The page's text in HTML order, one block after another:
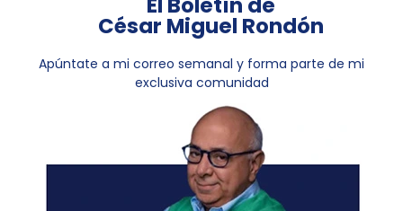
César Miguel Rondón
Apúntate a mi correo semanal y forma parte de mi
exclusiva comunidad